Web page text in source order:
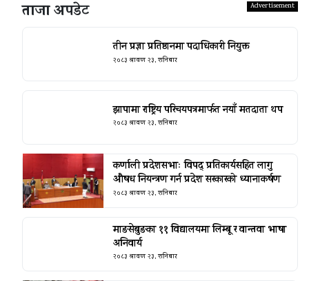
ताजा अपडेट
तीन प्रज्ञा प्रतिष्ठानमा पदाधिकारी नियुक्त
२०८३ श्रावण २३, शनिबार
झापामा राष्ट्रिय परिचयपत्रमार्फत नयाँ मतदाता थप
२०८३ श्रावण २३, शनिबार
कर्णाली प्रदेशसभाः विपद् प्रतिकार्यसहित लागु
औषध नियन्त्रण गर्न प्रदेश सरकारको ध्यानाकर्षण
२०८३ श्रावण २३, शनिबार
माङसेबुङका ११ विद्यालयमा लिम्बू र वान्तवा भाषा
अनिवार्य
२०८३ श्रावण २३, शनिबार